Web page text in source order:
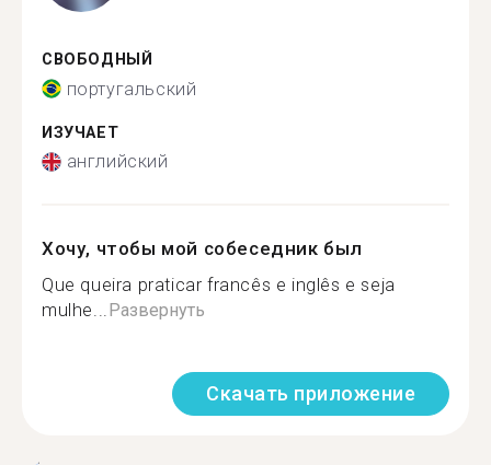
СВОБОДНЫЙ
португальский
ИЗУЧАЕТ
английский
Хочу, чтобы мой собеседник был
Que queira praticar francês e inglês e seja
mulhe...Развернуть
Скачать приложение